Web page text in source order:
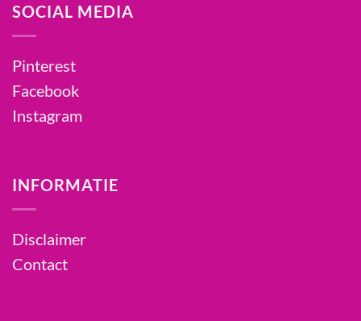
SOCIAL MEDIA
Pinterest
Facebook
Instagram
INFORMATIE
Disclaimer
Contact